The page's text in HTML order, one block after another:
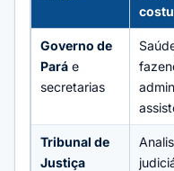
Governo de
Paráe
secretarias
Tribunal de
Justiça